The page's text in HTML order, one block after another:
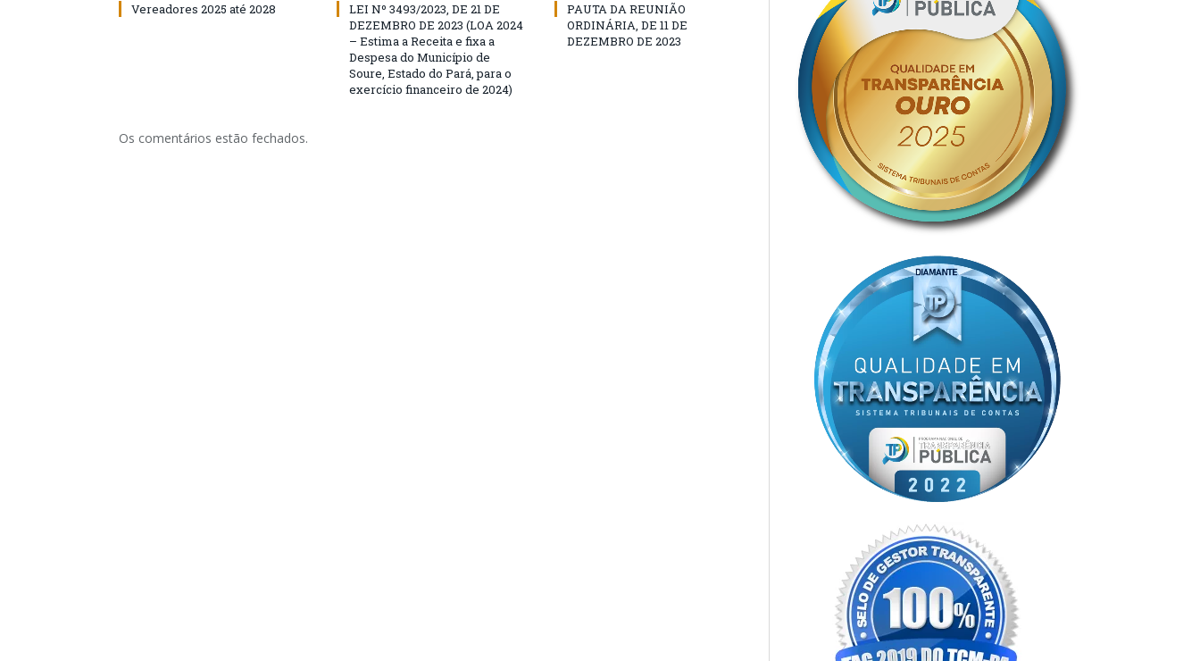
Vereadores 2025 até 2028
LEI Nº 3493/2023, DE 21 DE
DEZEMBRO DE 2023 (LOA 2024
– Estima a Receita e fixa a
Despesa do Município de
Soure, Estado do Pará, para o
exercício financeiro de 2024)
PAUTA DA REUNIÃO
ORDINÁRIA, DE 11 DE
DEZEMBRO DE 2023
Os comentários estão fechados.